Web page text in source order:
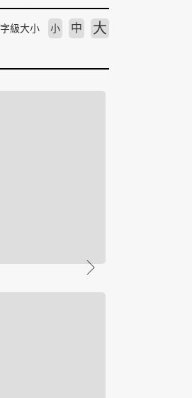
字級大小 小 中 大